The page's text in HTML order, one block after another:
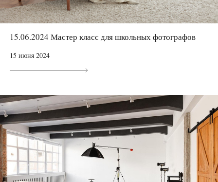
15.06.2024 Мастер класс для школьных фотографов
15 июня 2024